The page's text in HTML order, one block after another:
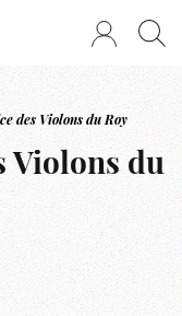
des Violons du Roy
Violons du